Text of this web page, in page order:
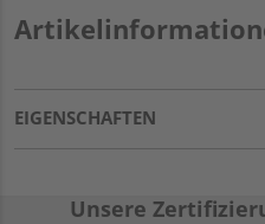
EIGENSCHAFTEN
Unsere